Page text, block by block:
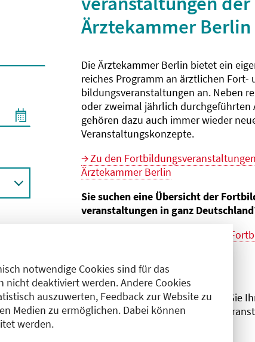
notwendige Cookies sind für das
deaktiviert werden. Andere Cookies
auszuwerten, Feedback zur Website zu
Medien zu ermöglichen. Dabei können
werden.
Ärztekammer Berlin
Die Ärztekammer Berlin bietet ein
reiches Programm an ärztlichen Fort-
bildungs­veranstaltungen an. Neben
oder zweimal jährlich durch­geführten
gehören dazu auch immer wieder
Veranstaltungs­konzepte.
Zu den
Ärztekammer Berlin
Sie suchen eine Übersicht der
veranstaltungen in ganz
bundes­weiten
Sie sind Veranstalter?
Im
CME-Antragsportalkönnen Sie
Anerkennung von